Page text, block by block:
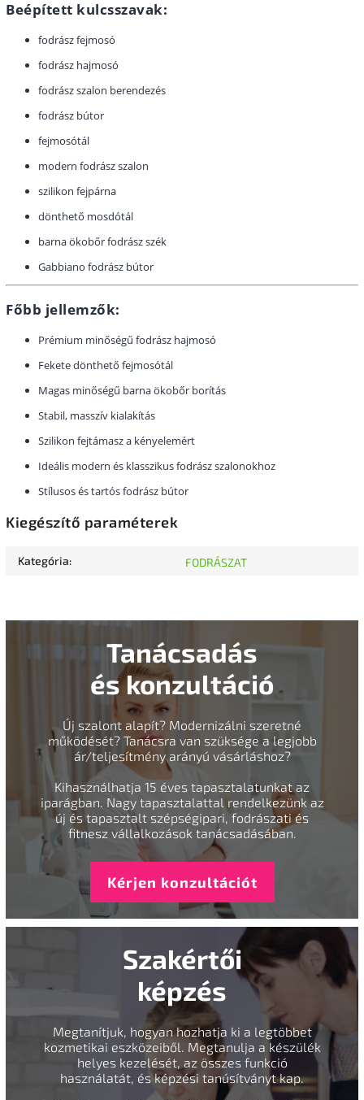
Beépített kulcsszavak:
fodrász fejmosó
fodrász hajmosó
fodrász szalon berendezés
fodrász bútor
fejmosótál
modern fodrász szalon
szilikon fejpárna
dönthető mosdótál
barna ökobőr fodrász szék
Gabbiano fodrász bútor
Főbb jellemzők:
Prémium minőségű fodrász hajmosó
Fekete dönthető fejmosótál
Magas minőségű barna ökobőr borítás
Stabil, masszív kialakítás
Szilikon fejtámasz a kényelemért
Ideális modern és klasszikus fodrász szalonokhoz
Stílusos és tartós fodrász bútor
Kiegészítő paraméterek
Kategória: FODRÁSZAT
Tanácsadás
és konzultáció
Új szalont alapít? Modernizálni szeretné
működését? Tanácsra van szüksége a legjobb
ár/teljesítmény arányú vásárláshoz?
Kihasználhatja 15 éves tapasztalatunkat az
iparágban. Nagy tapasztalattal rendelkezünk az
új és tapasztalt szépségipari, fodrászati és
fitnesz vállalkozások tanácsadásában.
Kérjen konzultációt
Szakértői
képzés
Megtanítjuk, hogyan hozhatja ki a legtöbbet
kozmetikai eszközeiből. Megtanulja a készülék
helyes kezelését, az összes funkció
használatát, és képzési tanúsítványt kap.